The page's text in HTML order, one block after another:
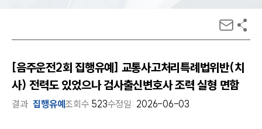
[음주운전2회 집행유예] 교통사고처리특례법위반(치
사) 전력도 있었으나 검사출신변호사 조력 실형 면함
결과 집행유예조회수 523수정일: 2026-06-03